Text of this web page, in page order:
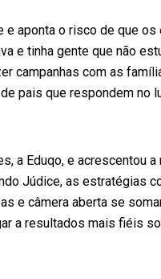
aponta o risco de que
e tinha gente que não
campanhas com as
pais que respondem no
a Eduqo, e acrescentou
Júdice, as estratégias
e câmera aberta se
a resultados mais fiéis